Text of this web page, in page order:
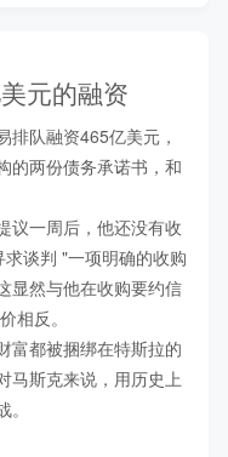
元的融资
排队融资465亿美元，
的两份债务承诺书，和
议一周后，他还没有收
谈判 "一项明确的收购
显然与他在收购要约信
相反。
富都被捆绑在特斯拉的
马斯克来说，用历史上